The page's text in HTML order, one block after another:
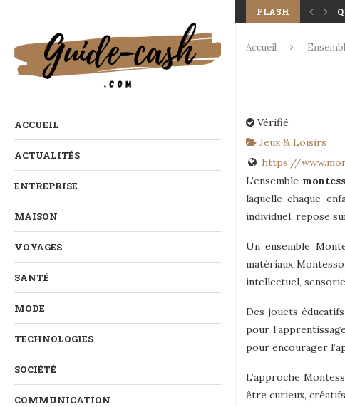
ACCUEIL
ACTUALITÉS
ENTREPRISE
MAISON
VOYAGES
SANTÉ
MODE
TECHNOLOGIES
SOCIÉTÉ
COMMUNICATION
FLASH
Accueil
Vérifié
Jeux & Loisirs
https://
L’ensemble
laquelle chaque
individuel, repose
Un ensemble
matériaux
intellectuel,
Des jouets
pour
pour encourager
L’approche
être curieux,